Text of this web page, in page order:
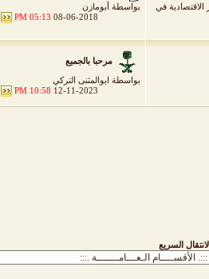
في
بواسطة أبومازن
08-06-2018
05:13 PM
مرحبا بالجميع
بواسطة ابوالمثنى التركي
12-11-2023
10:58 PM
السريع